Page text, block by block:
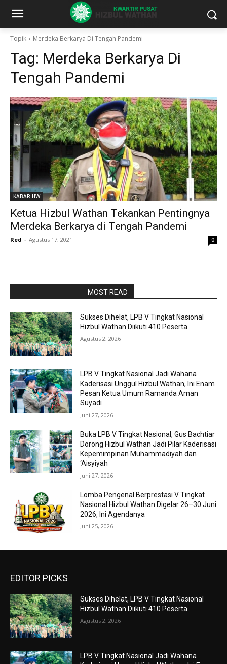
Topik Merdeka Berkarya Di Tengah Pandemi
Tag: Merdeka Berkarya Di
Tengah Pandemi
KABAR HW
Ketua Hizbul Wathan Tekankan Pentingnya
Merdeka Berkarya di Tengah Pandemi
Red - Agustus 17, 2021 0
MOST READ
Sukses Dihelat, LPB V Tingkat Nasional
Hizbul Wathan Diikuti 410 Peserta
Agustus 2, 2026
LPB V Tingkat Nasional Jadi Wahana
Kaderisasi Unggul Hizbul Wathan, Ini Enam
Pesan Ketua Umum Ramanda Aman
Suyadi
Juni 27, 2026
Buka LPB V Tingkat Nasional, Gus Bachtiar
Dorong Hizbul Wathan Jadi Pilar Kaderisasi
Kepemimpinan Muhammadiyah dan
‘Aisyiyah
Juni 27, 2026
Lomba Pengenal Berprestasi V Tingkat
Nasional Hizbul Wathan Digelar 26–30 Juni
2026, Ini Agendanya
Juni 25, 2026
EDITOR PICKS
Sukses Dihelat, LPB V Tingkat Nasional
Hizbul Wathan Diikuti 410 Peserta
Agustus 2, 2026
LPB V Tingkat Nasional Jadi Wahana